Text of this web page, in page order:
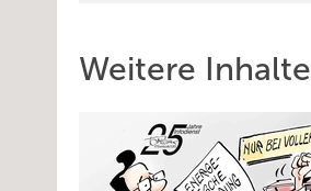
Weitere Inhalte